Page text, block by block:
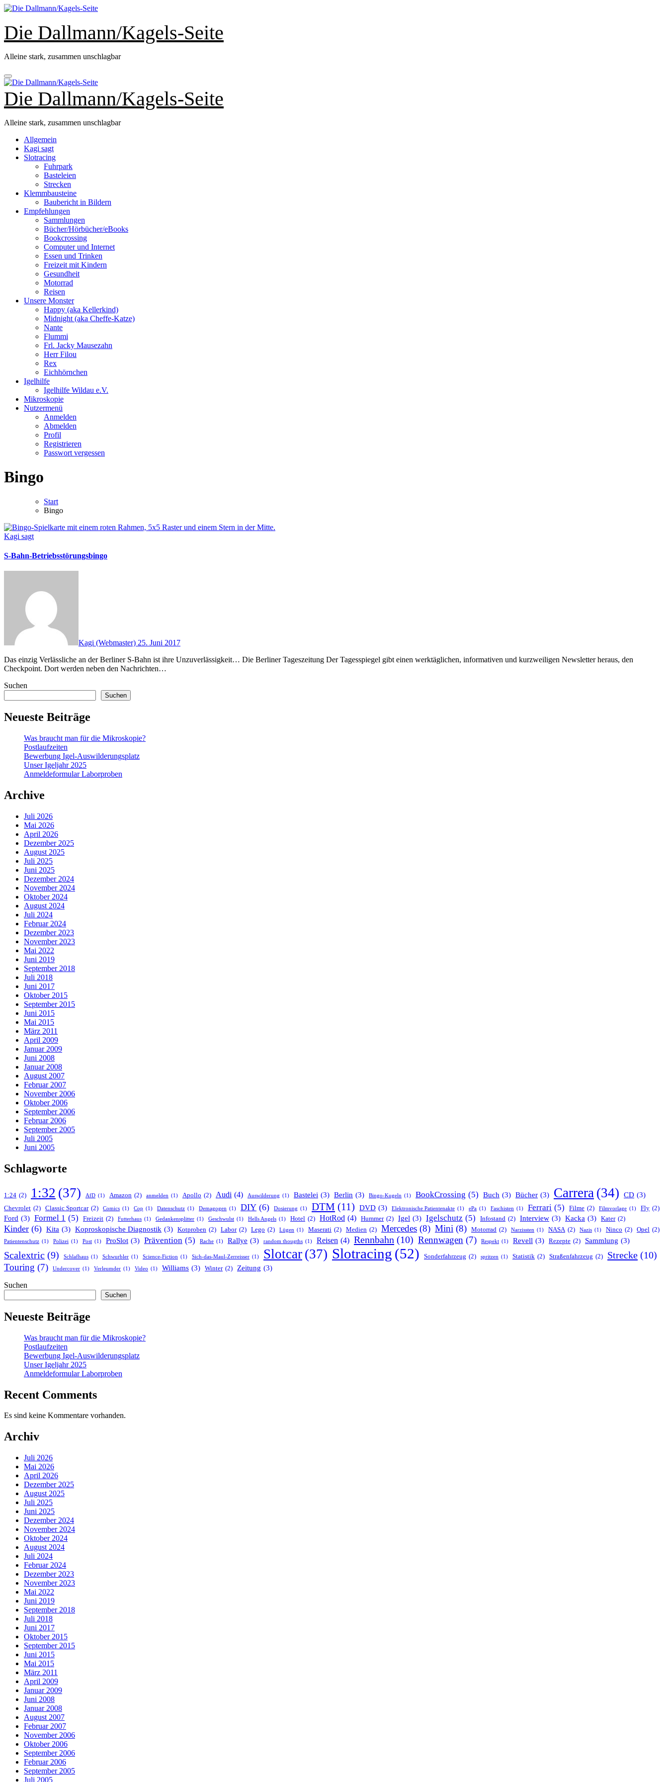
Zum
springen
Die Dallmann/Kagels-Seite
Alleine stark, zusammen unschlagbar
Die Dallmann/Kagels-Seite
Alleine stark, zusammen unschlagbar
Allgemein
Kagi sagt
Slotracing
Fuhrpark
Basteleien
Strecken
Klemmbausteine
Baubericht in Bildern
Empfehlungen
Sammlungen
Bücher/Hörbücher/eBooks
Bookcrossing
Computer und Internet
Essen und Trinken
Freizeit mit Kindern
Gesundheit
Motorrad
Reisen
Unsere Monster
Happy (aka Kellerkind)
Midnight (aka Cheffe-Katze)
Nante
Flummi
Frl. Jacky Mausezahn
Herr Filou
Rex
Eichhörnchen
Igelhilfe
Igelhilfe Wildau e.V.
Mikroskopie
Nutzermenü
Anmelden
Abmelden
Profil
Registrieren
Passwort vergessen
Bingo
Start
Bingo
Kagi sagt
S-Bahn-Betriebsstörungsbingo
Kagi (Webmaster) 25. Juni 2017
Das einzig Verlässliche an der Berliner S-Bahn ist ihre Unzuverlässigkeit… Die Berliner Tageszeitung Der Tagesspiegel gibt einen werktäglichen, informativen und kurzweiligen Newsletter heraus, den
Checkpoint. Dort werden neben den Nachrichten…
Suchen
Suchen
Neueste Beiträge
Was braucht man für die Mikroskopie?
Postlaufzeiten
Bewerbung Igel-Auswilderungsplatz
Unser Igeljahr 2025
Anmeldeformular Laborproben
Archive
Juli 2026
Mai 2026
April 2026
Dezember 2025
August 2025
Juli 2025
Juni 2025
Dezember 2024
November 2024
Oktober 2024
August 2024
Juli 2024
Februar 2024
Dezember 2023
November 2023
Mai 2022
Juni 2019
September 2018
Juli 2018
Juni 2017
Oktober 2015
September 2015
Juni 2015
Mai 2015
März 2011
April 2009
Januar 2009
Juni 2008
Januar 2008
August 2007
Februar 2007
November 2006
Oktober 2006
September 2006
Februar 2006
September 2005
Juli 2005
Juni 2005
Schlagworte
1:24 (2) 1:32 (37) AfD (1) Amazon (2) anmelden (1) Apollo (2) Audi (4) Auswilderung (1) Bastelei (3) Berlin (3) Bingo-Kugeln (1) BookCrossing (5) Buch (3) Bücher (3) Carrera (34) CD (3)
Chevrolet (2) Classic Sportcar (2) Comics (1) Cop (1) Datenschutz (1) Demagogen (1) DIY (6) Dosierung (1) DTM (11) DVD (3) Elektronische Patientenakte (1) ePa (1) Faschisten (1) Ferrari (5) Filme (2) Filmvorlage (1) Fly (2)
Ford (3) Formel 1 (5) Freizeit (2) Futterhaus (1) Gedankensplitter (1) Geschwulst (1) Hells Angels (1) Hotel (2) HotRod (4) Hummer (2) Igel (3) Igelschutz (5) Infostand (2) Interview (3) Kacka (3) Kater (2)
Kinder (6) Kita (3) Koproskopische Diagnostik (3) Kotproben (2) Labor (2) Lego (2) Lügen (1) Maserati (2) Medien (2) Mercedes (8) Mini (8) Motorrad (2) Narzissten (1) NASA (2) Nazis (1) Ninco (2) Opel (2)
Patientenschutz (1) Polizei (1) Post (1) ProSlot (3) Prävention (5) Rache (1) Rallye (3) random thougths (1) Reisen (4) Rennbahn (10) Rennwagen (7) Respekt (1) Revell (3) Rezepte (2) Sammlung (3)
Scalextric (9) Schlafhaus (1) Schwurbler (1) Science-Fiction (1) Sich-das-Maul-Zerreisser (1) Slotcar (37) Slotracing (52) Sonderfahrzeug (2) spritzen (1) Statistik (2) Straßenfahrzeug (2) Strecke (10)
Touring (7) Undercover (1) Verleumder (1) Video (1) Williams (3) Winter (2) Zeitung (3)
Suchen
Suchen
Neueste Beiträge
Was braucht man für die Mikroskopie?
Postlaufzeiten
Bewerbung Igel-Auswilderungsplatz
Unser Igeljahr 2025
Anmeldeformular Laborproben
Recent Comments
Es sind keine Kommentare vorhanden.
Archiv
Juli 2026
Mai 2026
April 2026
Dezember 2025
August 2025
Juli 2025
Juni 2025
Dezember 2024
November 2024
Oktober 2024
August 2024
Juli 2024
Februar 2024
Dezember 2023
November 2023
Mai 2022
Juni 2019
September 2018
Juli 2018
Juni 2017
Oktober 2015
September 2015
Juni 2015
Mai 2015
März 2011
April 2009
Januar 2009
Juni 2008
Januar 2008
August 2007
Februar 2007
November 2006
Oktober 2006
September 2006
Februar 2006
September 2005
Juli 2005